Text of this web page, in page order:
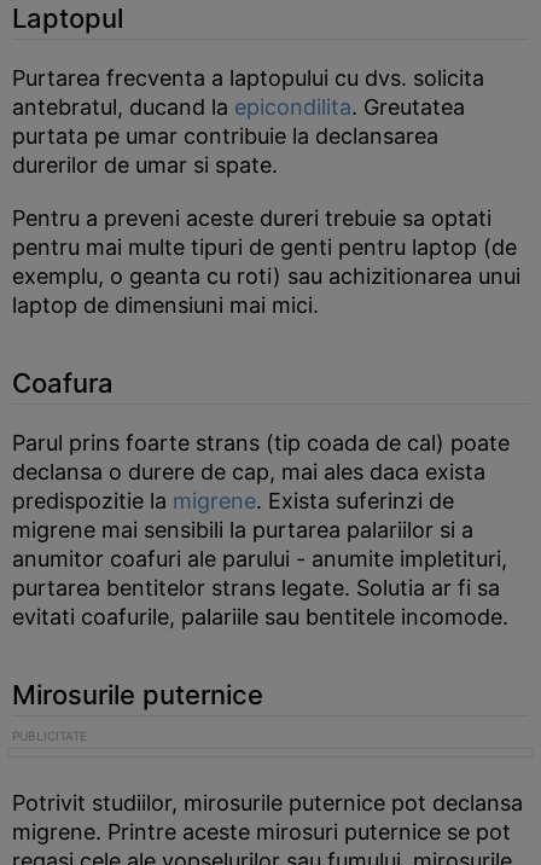
Laptopul
Purtarea frecventa a laptopului cu dvs. solicita
antebratul, ducand la epicondilita. Greutatea
purtata pe umar contribuie la declansarea
durerilor de umar si spate.
Pentru a preveni aceste dureri trebuie sa optati
pentru mai multe tipuri de genti pentru laptop (de
exemplu, o geanta cu roti) sau achizitionarea unui
laptop de dimensiuni mai mici.
Coafura
Parul prins foarte strans (tip coada de cal) poate
declansa o durere de cap, mai ales daca exista
predispozitie la migrene. Exista suferinzi de
migrene mai sensibili la purtarea palariilor si a
anumitor coafuri ale parului - anumite impletituri,
purtarea bentitelor strans legate. Solutia ar fi sa
evitati coafurile, palariile sau bentitele incomode.
Mirosurile puternice
Potrivit studiilor, mirosurile puternice pot declansa
migrene. Printre aceste mirosuri puternice se pot